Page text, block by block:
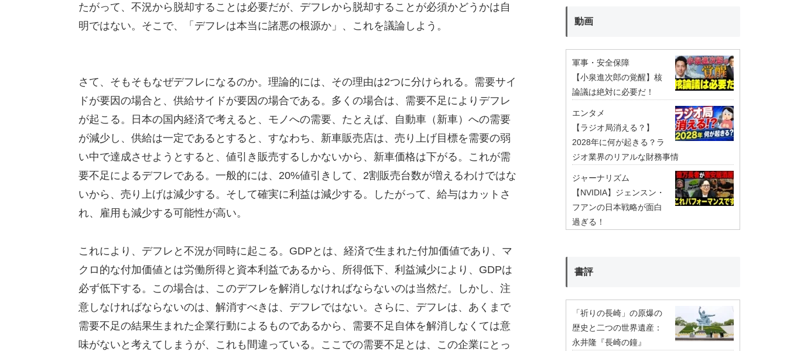
たがって、不況から脱却することは必要だが、デフレから脱却することが必須かどうかは自
明ではない。そこで、「デフレは本当に諸悪の根源か」、これを議論しよう。
さて、そもそもなぜデフレになるのか。理論的には、その理由は2つに分けられる。需要サイ
ドが要因の場合と、供給サイドが要因の場合である。多くの場合は、需要不足によりデフレ
が起こる。日本の国内経済で考えると、モノへの需要、たとえば、自動車（新車）への需要
が減少し、供給は一定であるとすると、すなわち、新車販売店は、売り上げ目標を需要の弱
い中で達成させようとすると、値引き販売するしかないから、新車価格は下がる。これが需
要不足によるデフレである。一般的には、20%値引きして、2割販売台数が増えるわけではな
いから、売り上げは減少する。そして確実に利益は減少する。したがって、給与はカットさ
れ、雇用も減少する可能性が高い。
これにより、デフレと不況が同時に起こる。GDPとは、経済で生まれた付加価値であり、マ
クロ的な付加価値とは労働所得と資本利益であるから、所得低下、利益減少により、GDPは
必ず低下する。この場合は、このデフレを解消しなければならないのは当然だ。しかし、注
意しなければならないのは、解消すべきは、デフレではない。さらに、デフレは、あくまで
需要不足の結果生まれた企業行動によるものであるから、需要不足自体を解消しなくては意
味がないと考えてしまうが、これも間違っている。ここでの需要不足とは、この企業にとっ
動画
軍事・安全保障
【小泉進次郎の覚醒】核
論議は絶対に必要だ！
エンタメ
【ラジオ局消える？】
2028年に何が起きる？ラ
ジオ業界のリアルな財務事情
ジャーナリズム
【NVIDIA】ジェンスン・
フアンの日本戦略が面白
過ぎる！
書評
「祈りの長崎」の原爆の
歴史と二つの世界遺産：
永井隆『長崎の鐘』